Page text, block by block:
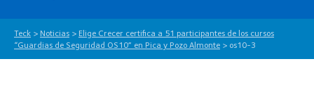
Teck > Noticias > Elige Crecer certifica a 51 participantes de los cursos
“Guardias de Seguridad OS10” en Pica y Pozo Almonte > os10-3